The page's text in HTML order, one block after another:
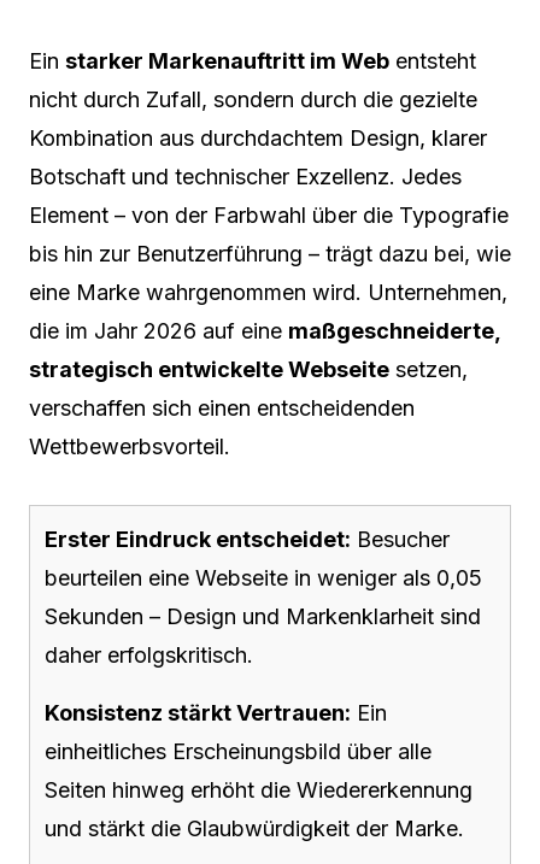
Ein starker Markenauftritt im Web entsteht
nicht durch Zufall, sondern durch die gezielte
Kombination aus durchdachtem Design, klarer
Botschaft und technischer Exzellenz. Jedes
Element – von der Farbwahl über die Typografie
bis hin zur Benutzerführung – trägt dazu bei, wie
eine Marke wahrgenommen wird. Unternehmen,
die im Jahr 2026 auf eine maßgeschneiderte,
strategisch entwickelte Webseite setzen,
verschaffen sich einen entscheidenden
Wettbewerbsvorteil.
Erster Eindruck entscheidet: Besucher
beurteilen eine Webseite in weniger als 0,05
Sekunden – Design und Markenklarheit sind
daher erfolgskritisch.
Konsistenz stärkt Vertrauen: Ein
einheitliches Erscheinungsbild über alle
Seiten hinweg erhöht die Wiedererkennung
und stärkt die Glaubwürdigkeit der Marke.